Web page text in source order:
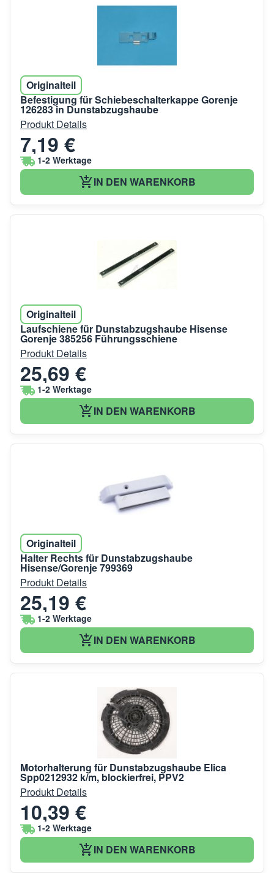
Originalteil
Befestigung für Schiebeschalterkappe Gorenje
126283 in Dunstabzugshaube
Produkt Details
7,19 €
1-2 Werktage
IN DEN WARENKORB
Originalteil
Laufschiene für Dunstabzugshaube Hisense
Gorenje 385256 Führungsschiene
Produkt Details
25,69 €
1-2 Werktage
IN DEN WARENKORB
Originalteil
Halter Rechts für Dunstabzugshaube
Hisense/Gorenje 799369
Produkt Details
25,19 €
1-2 Werktage
IN DEN WARENKORB
Motorhalterung für Dunstabzugshaube Elica
Spp0212932 k/m, blockierfrei, PPV2
Produkt Details
10,39 €
1-2 Werktage
IN DEN WARENKORB